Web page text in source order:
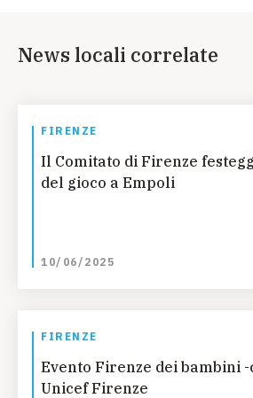
News locali correlate
FIRENZE
Il Comitato di Firenze
del gioco a Empoli
10/06/2025
FIRENZE
Evento Firenze dei bambini
Unicef Firenze